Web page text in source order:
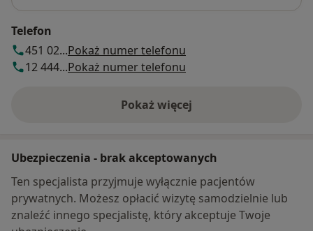
Telefon
451 02...Pokaż numer telefonu
12 444...Pokaż numer telefonu
Pokaż więcej
o adresie
Ubezpieczenia - brak akceptowanych
Ten specjalista przyjmuje wyłącznie pacjentów
prywatnych. Możesz opłacić wizytę samodzielnie lub
znaleźć innego specjalistę, który akceptuje Twoje